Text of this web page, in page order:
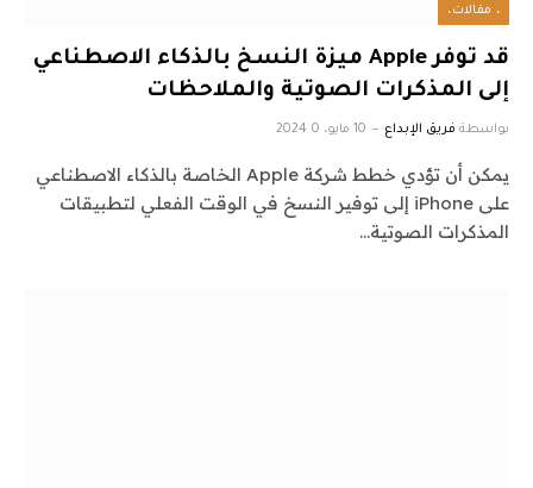
، مقالات،
قد توفر Apple ميزة النسخ بالذكاء الاصطناعي
إلى المذكرات الصوتية والملاحظات
بواسطة فريق الإبداع 10 مايو، 2024 0
يمكن أن تؤدي خطط شركة Apple الخاصة بالذكاء الاصطناعي
على iPhone إلى توفير النسخ في الوقت الفعلي لتطبيقات
المذكرات الصوتية…